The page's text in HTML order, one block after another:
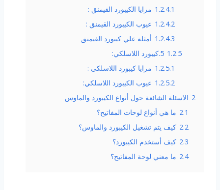
1.2.4.1 مزايا الكيبورد القيمنق :
1.2.4.2 عيوب الكيبورد القيمنق :
1.2.4.3 أمثلة علي كيبورد القيمنق
1.2.5 5.كيبورد اللاسلكي:
1.2.5.1 مزايا كيبورد اللاسلكي :
1.2.5.2 عيوب الكيبورد اللاسلكي:
2 الاسئلة الشائعة حول أنواع الكيبورد والماوس
2.1 ما هي أنواع لوحات المفاتيح؟
2.2 كيف يتم تشغيل الكيبورد والماوس؟
2.3 كيف أستخدم الكيبورد؟
2.4 ما معني لوحة المفاتيح؟